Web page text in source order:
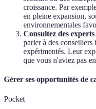
croissance. Par
en pleine expansion,
environnementales
Consultez des experts
parler à des conseillers
expérimentés. Leur
que vous n'aviez pas
Gérer ses opportunités de
Pocket